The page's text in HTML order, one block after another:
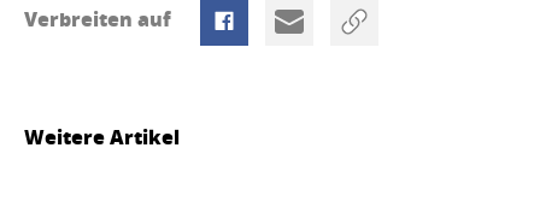
Verbreiten auf
Weitere Artikel